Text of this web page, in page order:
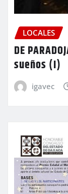
LOCALES
DE
sueños (I)
igavec